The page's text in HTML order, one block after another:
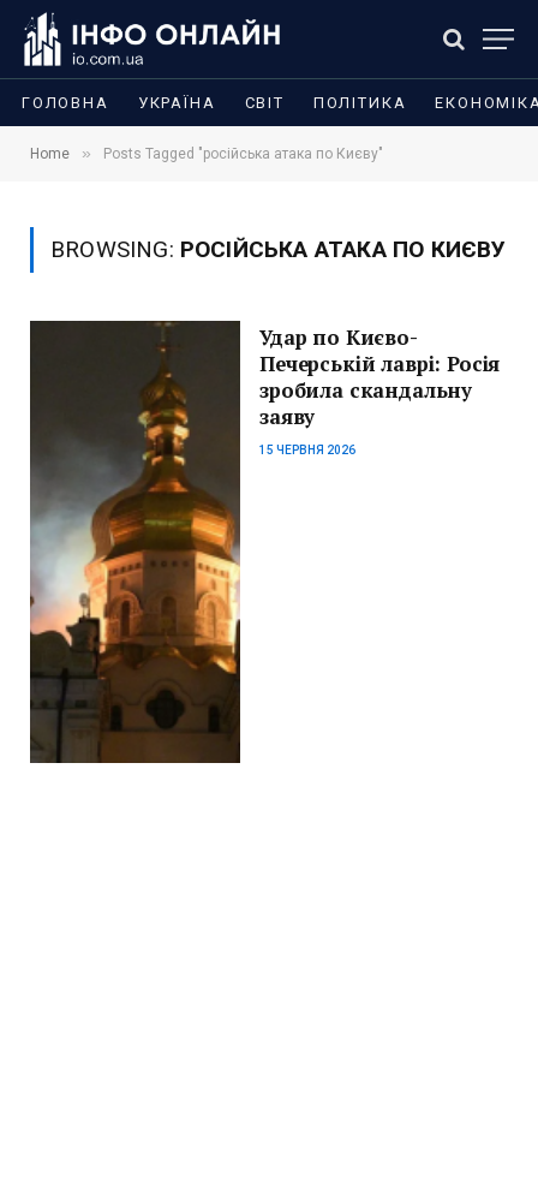
ГОЛОВНА УКРАЇНА СВІТ ПОЛІТИКА
Home » Posts Tagged "російська атака по Києву"
BROWSING: РОСІЙСЬКА АТАКА ПО КИЄВУ
Удар по Києво-
Печерській лаврі: Росія
зробила скандальну
заяву
15 ЧЕРВНЯ 2026